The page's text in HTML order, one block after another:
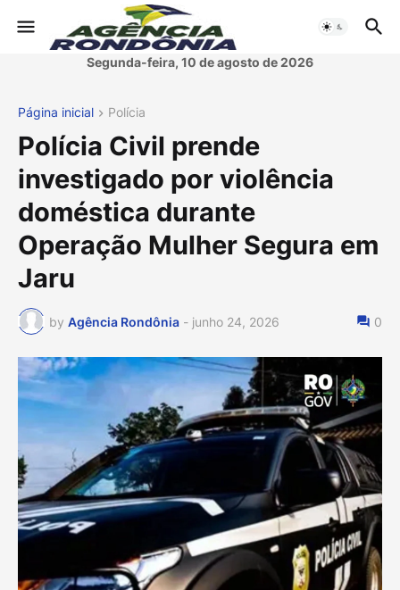
Segunda-feira, 10 de agosto de 2026
Página inicial Polícia
Polícia Civil prende
investigado por violência
doméstica durante
Operação Mulher Segura em
Jaru
by Agência Rondônia - junho 24, 2026 0